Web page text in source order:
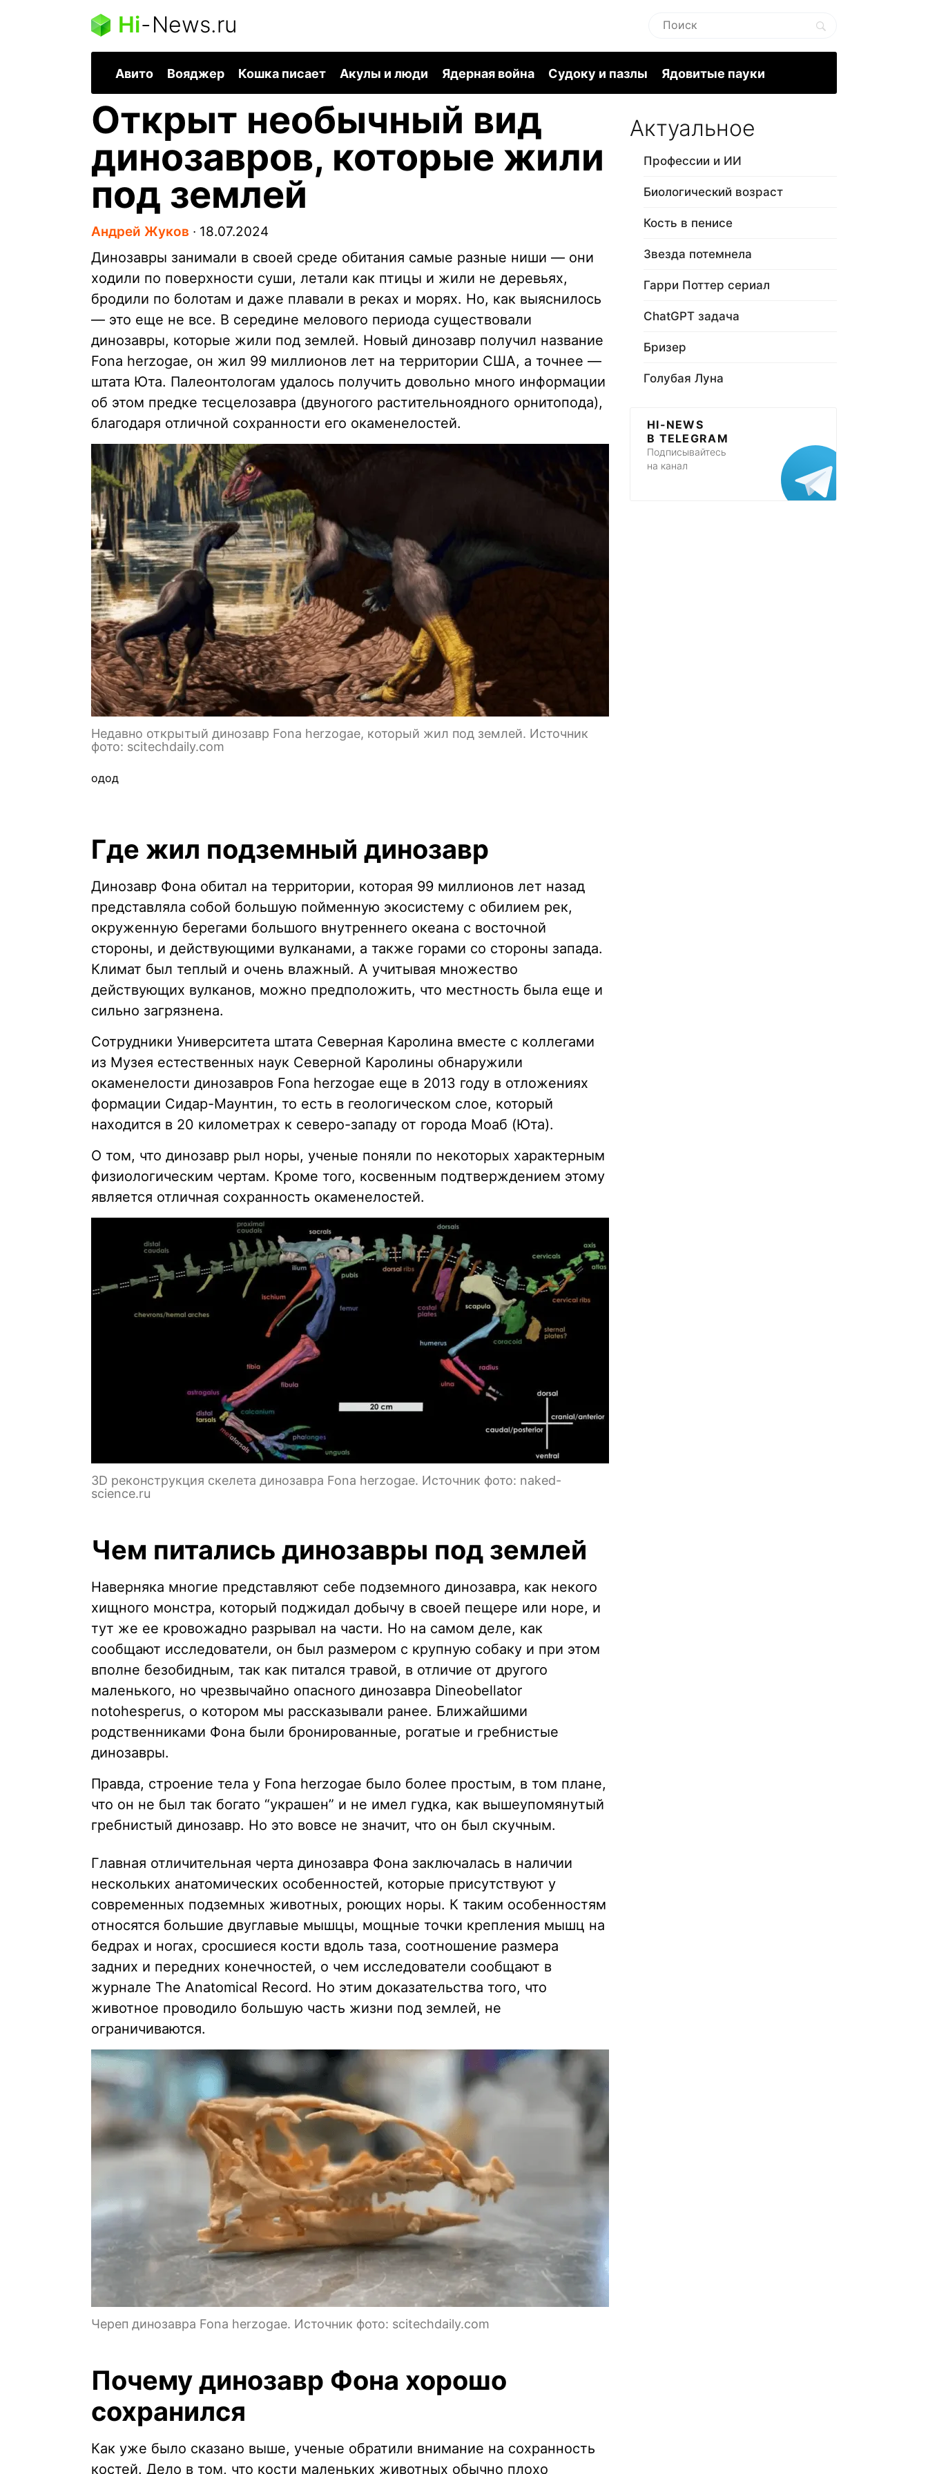
Hi-News.ru
Авито Вояджер Кошка писает Акулы и люди Ядерная война Судоку и пазлы Ядовитые пауки
Открыт необычный вид
динозавров, которые жили
под землей
Андрей Жуков ∙ 18.07.2024
Динозавры занимали в своей среде обитания самые разные ниши — они
ходили по поверхности суши, летали как птицы и жили не деревьях,
бродили по болотам и даже плавали в реках и морях. Но, как выяснилось
— это еще не все. В середине мелового периода существовали
динозавры, которые жили под землей. Новый динозавр получил название
Fona herzogae, он жил 99 миллионов лет на территории США, а точнее —
штата Юта. Палеонтологам удалось получить довольно много информации
об этом предке тесцелозавра (двуногого растительноядного орнитопода),
благодаря отличной сохранности его окаменелостей.
Недавно открытый динозавр Fona herzogae, который жил под землей. Источник
фото: scitechdaily.com
одод
Где жил подземный динозавр
Динозавр Фона обитал на территории, которая 99 миллионов лет назад
представляла собой большую пойменную экосистему с обилием рек,
окруженную берегами большого внутреннего океана с восточной
стороны, и действующими вулканами, а также горами со стороны запада.
Климат был теплый и очень влажный. А учитывая множество
действующих вулканов, можно предположить, что местность была еще и
сильно загрязнена.
Сотрудники Университета штата Северная Каролина вместе с коллегами
из Музея естественных наук Северной Каролины обнаружили
окаменелости динозавров Fona herzogae еще в 2013 году в отложениях
формации Сидар-Маунтин, то есть в геологическом слое, который
находится в 20 километрах к северо-западу от города Моаб (Юта).
О том, что динозавр рыл норы, ученые поняли по некоторых характерным
физиологическим чертам. Кроме того, косвенным подтверждением этому
является отличная сохранность окаменелостей.
3D реконструкция скелета динозавра Fona herzogae. Источник фото: naked-
science.ru
Чем питались динозавры под землей
Наверняка многие представляют себе подземного динозавра, как некого
хищного монстра, который поджидал добычу в своей пещере или норе, и
тут же ее кровожадно разрывал на части. Но на самом деле, как
сообщают исследователи, он был размером с крупную собаку и при этом
вполне безобидным, так как питался травой, в отличие от другого
маленького, но чрезвычайно опасного динозавра Dineobellator
notohesperus, о котором мы рассказывали ранее. Ближайшими
родственниками Фона были бронированные, рогатые и гребнистые
динозавры.
Правда, строение тела у Fona herzogae было более простым, в том плане,
что он не был так богато “украшен” и не имел гудка, как вышеупомянутый
гребнистый динозавр. Но это вовсе не значит, что он был скучным.
Главная отличительная черта динозавра Фона заключалась в наличии
нескольких анатомических особенностей, которые присутствуют у
современных подземных животных, роющих норы. К таким особенностям
относятся большие двуглавые мышцы, мощные точки крепления мышц на
бедрах и ногах, сросшиеся кости вдоль таза, соотношение размера
задних и передних конечностей, о чем исследователи сообщают в
журнале The Anatomical Record. Но этим доказательства того, что
животное проводило большую часть жизни под землей, не
ограничиваются.
Череп динозавра Fona herzogae. Источник фото: scitechdaily.com
Почему динозавр Фона хорошо
сохранился
Как уже было сказано выше, ученые обратили внимание на сохранность
костей. Дело в том, что кости маленьких животных обычно плохо
Актуальное
Профессии и ИИ
Биологический возраст
Кость в пенисе
Звезда потемнела
Гарри Поттер сериал
ChatGPT задача
Бризер
Голубая Луна
HI-NEWS
В TELEGRAM
Подписывайтесь
на канал